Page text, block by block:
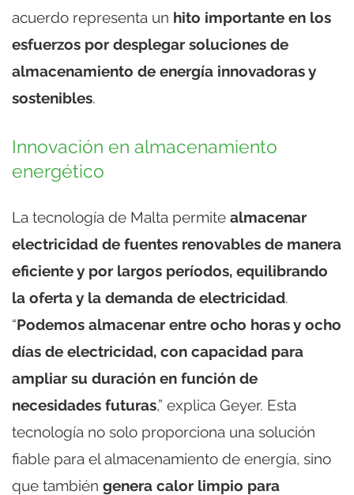
acuerdo representa un hito importante en los
esfuerzos por desplegar soluciones de
almacenamiento de energía innovadoras y
sostenibles.
Innovación en almacenamiento
energético
La tecnología de Malta permite almacenar
electricidad de fuentes renovables de manera
eficiente y por largos períodos, equilibrando
la oferta y la demanda de electricidad.
“Podemos almacenar entre ocho horas y ocho
días de electricidad, con capacidad para
ampliar su duración en función de
necesidades futuras,” explica Geyer. Esta
tecnología no solo proporciona una solución
fiable para el almacenamiento de energía, sino
que también genera calor limpio para